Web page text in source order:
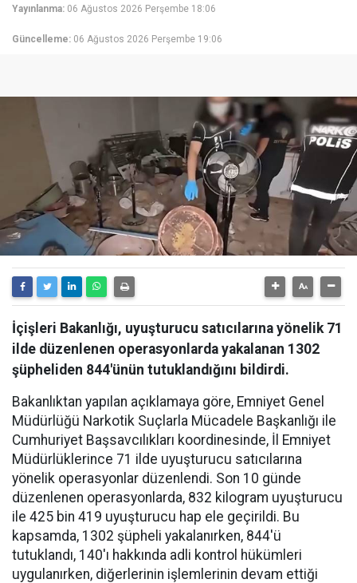
Yayınlanma: 06 Ağustos 2026 Perşembe 18:06
Güncelleme: 06 Ağustos 2026 Perşembe 19:06
İçişleri Bakanlığı, uyuşturucu satıcılarına yönelik 71
ilde düzenlenen operasyonlarda yakalanan 1302
şüpheliden 844'ünün tutuklandığını bildirdi.
Bakanlıktan yapılan açıklamaya göre, Emniyet Genel
Müdürlüğü Narkotik Suçlarla Mücadele Başkanlığı ile
Cumhuriyet Başsavcılıkları koordinesinde, İl Emniyet
Müdürlüklerince 71 ilde uyuşturucu satıcılarına
yönelik operasyonlar düzenlendi. Son 10 günde
düzenlenen operasyonlarda, 832 kilogram uyuşturucu
ile 425 bin 419 uyuşturucu hap ele geçirildi. Bu
kapsamda, 1302 şüpheli yakalanırken, 844'ü
tutuklandı, 140'ı hakkında adli kontrol hükümleri
uygulanırken, diğerlerinin işlemlerinin devam ettiği